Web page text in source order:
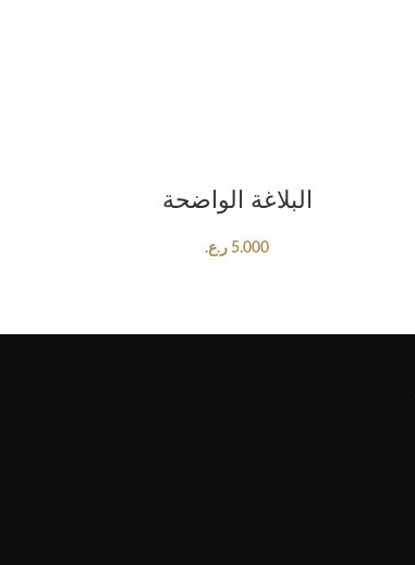
البلاغة الواضحة
5.000 ر.ع.